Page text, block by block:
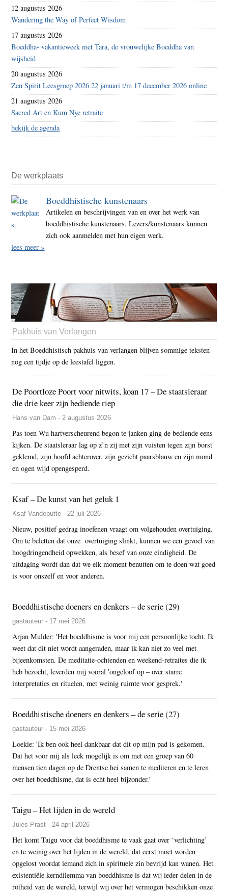
12 augustus 2026
Wandering the Way of Perfect Wisdom
17 augustus 2026
Boeddha- vakantieweek met Tara, de vrouwelijke Boeddha van
wijsheid
20 augustus 2026
Zen Spirit Leesgroep 2026 22 januari t/m 17 december 2026 online
21 augustus 2026
Sacred Art en Kum Nye retraite
bekijk de agenda
De werkplaats
Boeddhistische kunstenaars
Artikelen en beschrijvingen van en over het werk van
boeddhistische kunstenaars. Lezers/kunstenaars kunnen
zich ook aanmelden met hun eigen werk.
lees meer »
Pakhuis van Verlangen
In het Boeddhistisch pakhuis van verlangen blijven sommige teksten
nog een tijdje op de leestafel liggen.
De Poortloze Poort voor nitwits, koan 17 – De staatsleraar
die drie keer zijn bediende riep
Hans van Dam - 2 augustus 2026
Pas toen Wu hartverscheurend begon te janken ging de bediende eens
kijken. De staatsleraar lag op z’n zij met zijn vuisten tegen zijn borst
geklemd, zijn hoofd achterover, zijn gezicht paarsblauw en zijn mond
en ogen wijd opengesperd.
Ksaf – De kunst van het geluk 1
Ksaf Vandeputte - 22 juli 2026
Nieuw, positief gedrag inoefenen vraagt om volgehouden overtuiging.
Om te beletten dat onze overtuiging slinkt, kunnen we een gevoel van
hoogdringendheid opwekken, als besef van onze eindigheid. De
uitdaging wordt dan dat we elk moment benutten om te doen wat goed
is voor onszelf en voor anderen.
Boeddhistische doeners en denkers – de serie (29)
gastauteur - 17 mei 2026
Arjan Mulder: 'Het boeddhisme is voor mij een persoonlijke tocht. Ik
weet dat dit niet wordt aangeraden, maar ik kan niet zo veel met
bijeenkomsten. De meditatie-ochtenden en weekend-retraites die ik
heb bezocht, leverden mij vooral 'ongeloof op – over starre
interpretaties en rituelen, met weinig ruimte voor gesprek.'
Boeddhistische doeners en denkers – de serie (27)
gastauteur - 15 mei 2026
Loekie: 'Ik ben ook heel dankbaar dat dit op mijn pad is gekomen.
Dat het voor mij als leek mogelijk is om met een groep van 60
mensen tien dagen op de Drentse hei samen te mediteren en te leren
over het boeddhisme, dat is echt heel bijzonder.’
Taigu – Het lijden in de wereld
Jules Prast - 24 april 2026
Het komt Taigu voor dat boeddhisme te vaak gaat over ‘verlichting’
en te weinig over het lijden in de wereld, dat eerst moet worden
opgelost voordat iemand zich in spirituele zin bevrijd kan wanen. Het
existentiële kerndilemma van boeddhisme is dat wij ieder delen in de
rotheid van de wereld, terwijl wij over het vermogen beschikken onze